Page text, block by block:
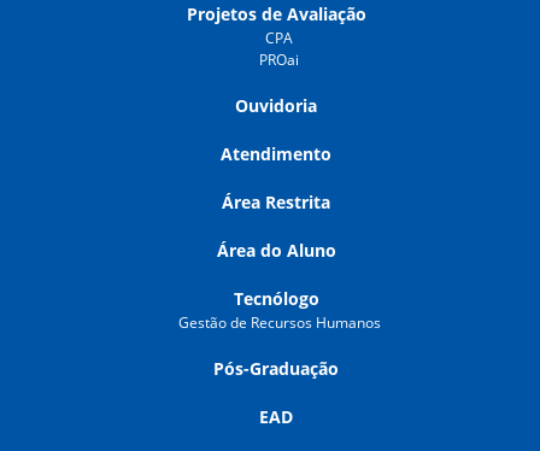
Projetos de Avaliação
CPA
PROai
Ouvidoria
Atendimento
Área Restrita
Área do Aluno
Tecnólogo
Gestão de Recursos Humanos
Pós-Graduação
EAD